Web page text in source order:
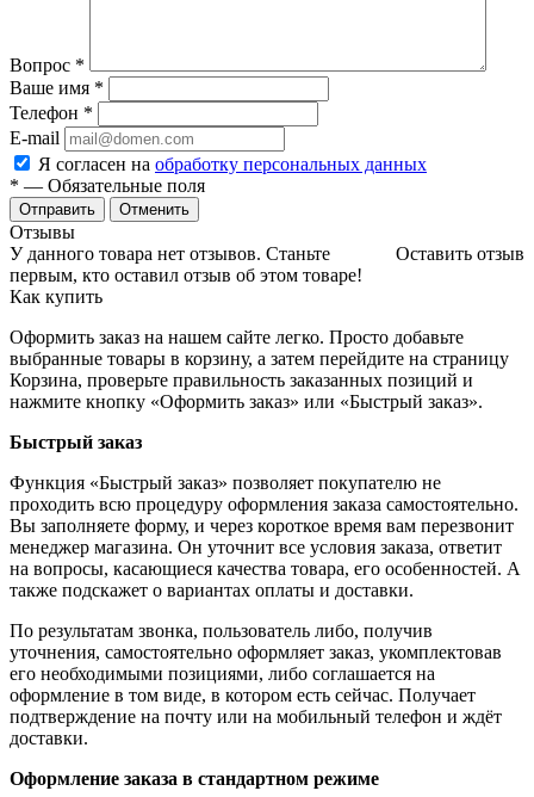
Вопрос *
Ваше имя *
Телефон *
E-mail
Я согласен на обработку персональных данных
* — Обязательные поля
Отменить
Отзывы
Оставить отзыв
У данного товара нет отзывов. Станьте
первым, кто оставил отзыв об этом товаре!
Как купить
Оформить заказ на нашем сайте легко. Просто добавьте
выбранные товары в корзину, а затем перейдите на страницу
Корзина, проверьте правильность заказанных позиций и
нажмите кнопку «Оформить заказ» или «Быстрый заказ».
Быстрый заказ
Функция «Быстрый заказ» позволяет покупателю не
проходить всю процедуру оформления заказа самостоятельно.
Вы заполняете форму, и через короткое время вам перезвонит
менеджер магазина. Он уточнит все условия заказа, ответит
на вопросы, касающиеся качества товара, его особенностей. А
также подскажет о вариантах оплаты и доставки.
По результатам звонка, пользователь либо, получив
уточнения, самостоятельно оформляет заказ, укомплектовав
его необходимыми позициями, либо соглашается на
оформление в том виде, в котором есть сейчас. Получает
подтверждение на почту или на мобильный телефон и ждёт
доставки.
Оформление заказа в стандартном режиме